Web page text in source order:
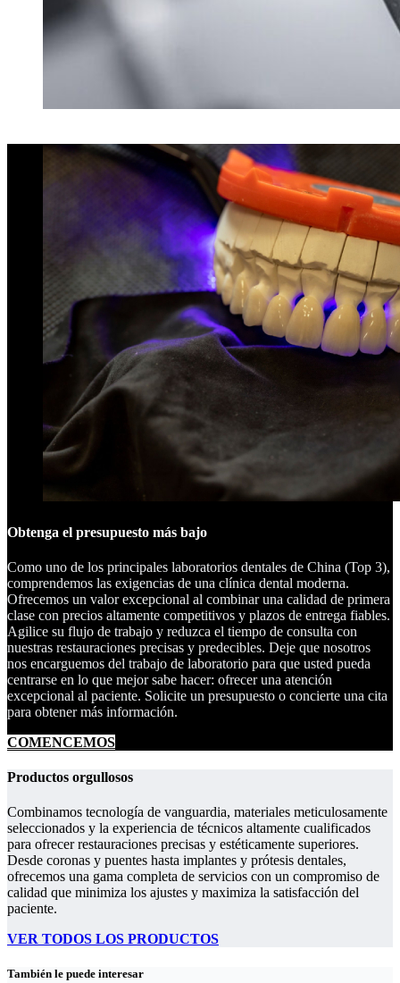
Obtenga el presupuesto más bajo
Como uno de los principales laboratorios dentales de China (Top 3),
comprendemos las exigencias de una clínica dental moderna.
Ofrecemos un valor excepcional al combinar una calidad de primera
clase con precios altamente competitivos y plazos de entrega fiables.
Agilice su flujo de trabajo y reduzca el tiempo de consulta con
nuestras restauraciones precisas y predecibles. Deje que nosotros
nos encarguemos del trabajo de laboratorio para que usted pueda
centrarse en lo que mejor sabe hacer: ofrecer una atención
excepcional al paciente. Solicite un presupuesto o concierte una cita
para obtener más información.
COMENCEMOS
Productos orgullosos
Combinamos tecnología de vanguardia, materiales meticulosamente
seleccionados y la experiencia de técnicos altamente cualificados
para ofrecer restauraciones precisas y estéticamente superiores.
Desde coronas y puentes hasta implantes y prótesis dentales,
ofrecemos una gama completa de servicios con un compromiso de
calidad que minimiza los ajustes y maximiza la satisfacción del
paciente.
VER TODOS LOS PRODUCTOS
También le puede interesar